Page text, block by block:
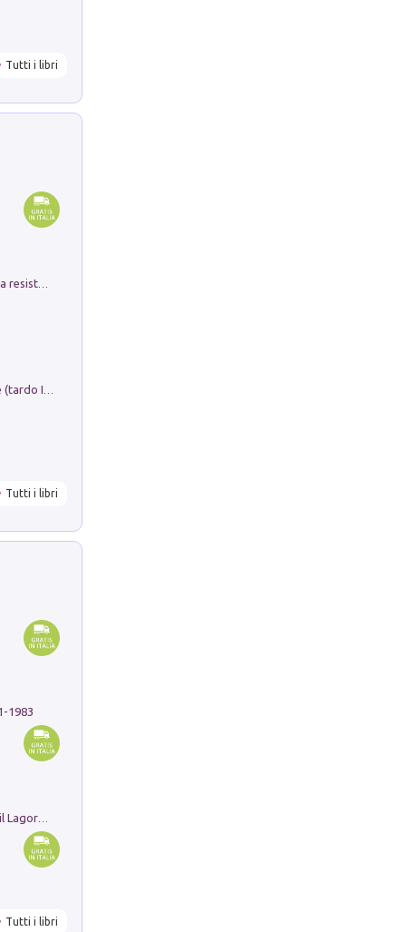
Tutti i libri
Memorial Santa Giulia. Sculture per la resistenza Monchio di Palagano
Tutti i libri
1983
Tutti i libri